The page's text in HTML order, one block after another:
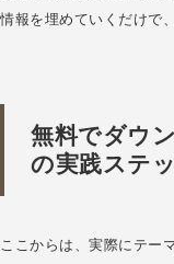
情報を埋めていくだけで
無料でダウ
の実践ステ
ここからは、実際にテー